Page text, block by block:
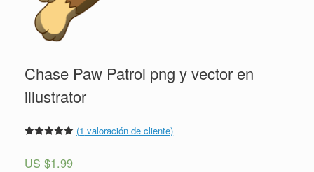
Chase Paw Patrol png y vector en
illustrator
5 basado
(1 valoración de cliente)
US $1.99